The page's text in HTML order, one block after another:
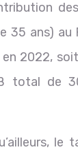
35 ans)
en 2022,
total de
le